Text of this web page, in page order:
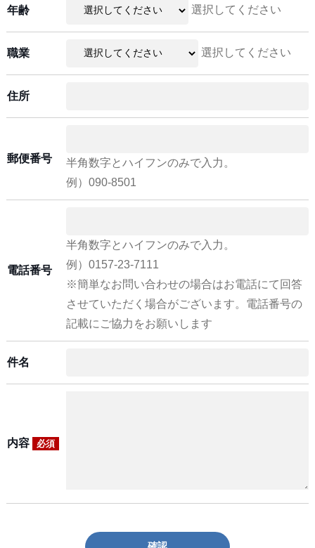
年齢 選択してください
職業 選択してください
住所
郵便番号
半角数字とハイフンのみで入力。
例）090-8501
電話番号
半角数字とハイフンのみで入力。
例）0157-23-7111
※簡単なお問い合わせの場合はお電話にて回答
させていただく場合がございます。電話番号の
記載にご協力をお願いします
件名
内容 必須